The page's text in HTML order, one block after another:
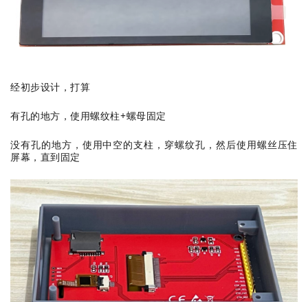
经初步设计，打算
有孔的地方，使用螺纹柱+螺母固定
没有孔的地方，使用中空的支柱，穿螺纹孔，然后使用螺丝压住
屏幕，直到固定